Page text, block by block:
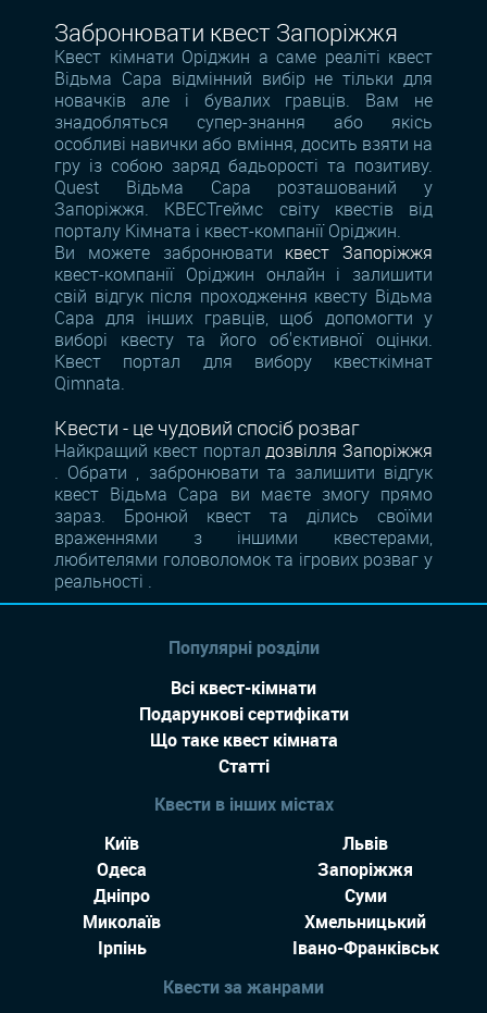
Забронювати квест Запоріжжя
Квест кімнати Оріджин а саме реаліті квест
Відьма Сара відмінний вибір не тільки для
новачків але і бувалих гравців. Вам не
знадобляться супер-знання або якісь
особливі навички або вміння, досить взяти на
гру із собою заряд бадьорості та позитиву.
Quest Відьма Сара розташований у
Запоріжжя. КВЕСТгеймс світу квестів від
порталу Кімната і квест-компанії Оріджин.
Ви можете забронювати квест Запоріжжя
квест-компанії Оріджин онлайн і залишити
свій відгук після проходження квесту Відьма
Сара для інших гравців, щоб допомогти у
виборі квесту та його об'єктивної оцінки.
Квест портал для вибору квесткімнат
Qimnata.
Квести - це чудовий спосіб розваг
Найкращий квест порталдозвілля Запоріжжя
. Обрати , забронювати та залишити відгук
квест Відьма Сара ви маєте змогу прямо
зараз. Бронюй квест та ділись своїми
враженнями з іншими квестерами,
любителями головоломок та ігрових розваг у
реальності .
Популярні розділи
Всі квест-кімнати
Подарункові сертифікати
Що таке квест кімната
Статті
Квести в інших містах
Київ
Львів
Одеса
Запоріжжя
Дніпро
Суми
Миколаїв
Хмельницький
Ірпінь
Івано-Франківськ
Квести за жанрами